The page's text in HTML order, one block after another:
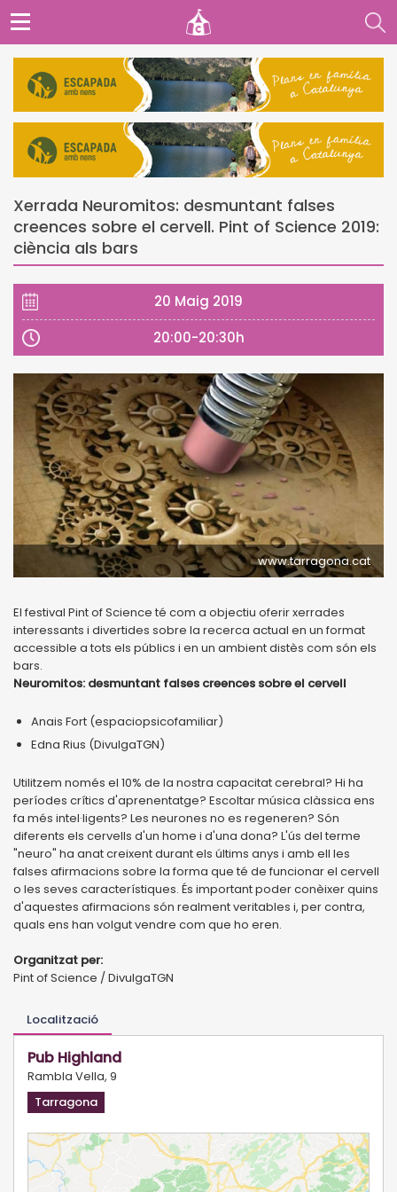
Xerrada Neuromitos: desmuntant falses
creences sobre el cervell. Pint of Science 2019:
ciència als bars
20 Maig 2019
20:00-20:30h
www.tarragona.cat
El festival Pint of Science té com a objectiu oferir xerrades
interessants i divertides sobre la recerca actual en un format
accessible a tots els públics i en un ambient distès com són els
bars.
Neuromitos: desmuntant falses creences sobre el cervell
Anais Fort (espaciopsicofamiliar)
Edna Rius (DivulgaTGN)
Utilitzem només el 10% de la nostra capacitat cerebral? Hi ha
períodes crítics d'aprenentatge? Escoltar música clàssica ens
fa més intel·ligents? Les neurones no es regeneren? Són
diferents els cervells d'un home i d'una dona? L'ús del terme
"neuro" ha anat creixent durant els últims anys i amb ell les
falses afirmacions sobre la forma que té de funcionar el cervell
o les seves característiques. És important poder conèixer quins
d'aquestes afirmacions són realment veritables i, per contra,
quals ens han volgut vendre com que ho eren.
Organitzat per:
Pint of Science / DivulgaTGN
Localització
Pub Highland
Rambla Vella, 9
Tarragona